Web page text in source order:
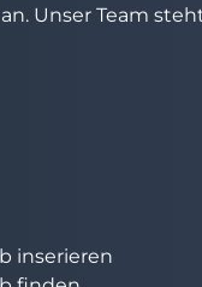
Unser Team
inserieren